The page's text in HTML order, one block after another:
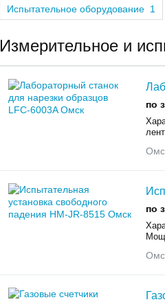
1
Испытательное оборудование
Измерительное и
по
по